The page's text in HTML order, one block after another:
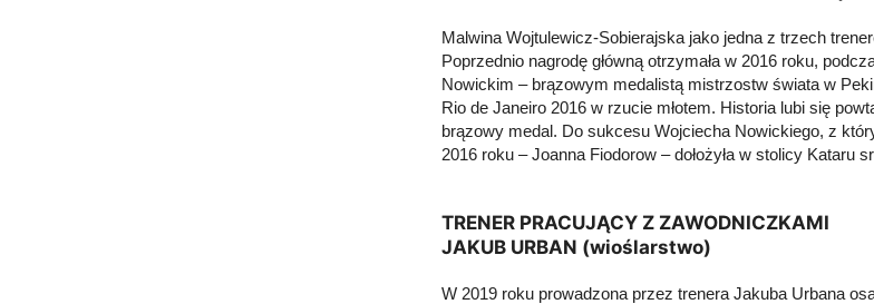
Malwina Wojtulewicz-Sobierajska jako jedna z trzech
Poprzednio nagrodę główną otrzymała w 2016 roku,
Nowickim – brązowym medalistą mistrzostw świata w
Rio de Janeiro 2016 w rzucie młotem. Historia lubi się
brązowy medal. Do sukcesu Wojciecha Nowickiego, z
2016 roku – Joanna Fiodorow – dołożyła w stolicy
TRENER PRACUJĄCY Z ZAWODNICZKAMI
JAKUB URBAN (wioślarstwo)
W 2019 roku prowadzona przez trenera Jakuba Urbana